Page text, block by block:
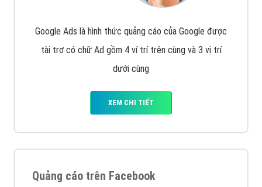
Google Ads là hình thức quảng cáo của Google được
tài trợ có chữ Ad gồm 4 ví trí trên cùng và 3 vị trí
dưới cùng
XEM CHI TIẾT
Quảng cáo trên Facebook